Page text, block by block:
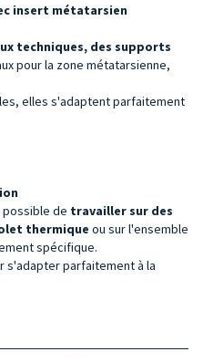
insert métatarsien
techniques, des supports
pour la zone métatarsienne,
elles s'adaptent parfaitement
de travailler sur des
thermique ou sur l'ensemble
spécifique.
s'adapter parfaitement à la